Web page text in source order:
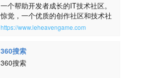
一个帮助开发者成长的IT技术社区。
惊觉，一个优质的创作社区和技术社
区，在这里，用户每天都可以在这里
程、设计、硬件、游戏等令人激动的
话题。本网站取自：横钗整鬓，倚醉
唱清词，房户静，酒杯深。帘幕明残
https://www.leheavengame.com
360搜索
360搜索